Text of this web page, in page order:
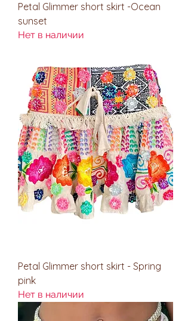
Petal Glimmer short skirt -Ocean
sunset
Нет в наличии
Petal Glimmer short skirt - Spring
pink
Нет в наличии